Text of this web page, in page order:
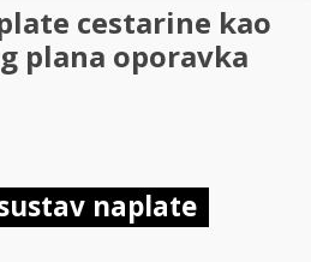
cestarine kao
plana oporavka
naplate